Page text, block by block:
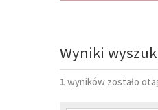
Wyniki
1 wyników zostało